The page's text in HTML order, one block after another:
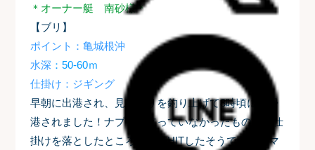
＊オーナー艇 南砂様＊
【ブリ】
ポイント：亀城根沖
水深 ：50-60ｍ
仕掛け：ジギング
早朝に出港され、見事ブリを釣り上げて8時頃には帰
港されました！ ナブラは立っていなかったものの、仕
掛けを落としたところ、見事HITしたそうです。朝マ